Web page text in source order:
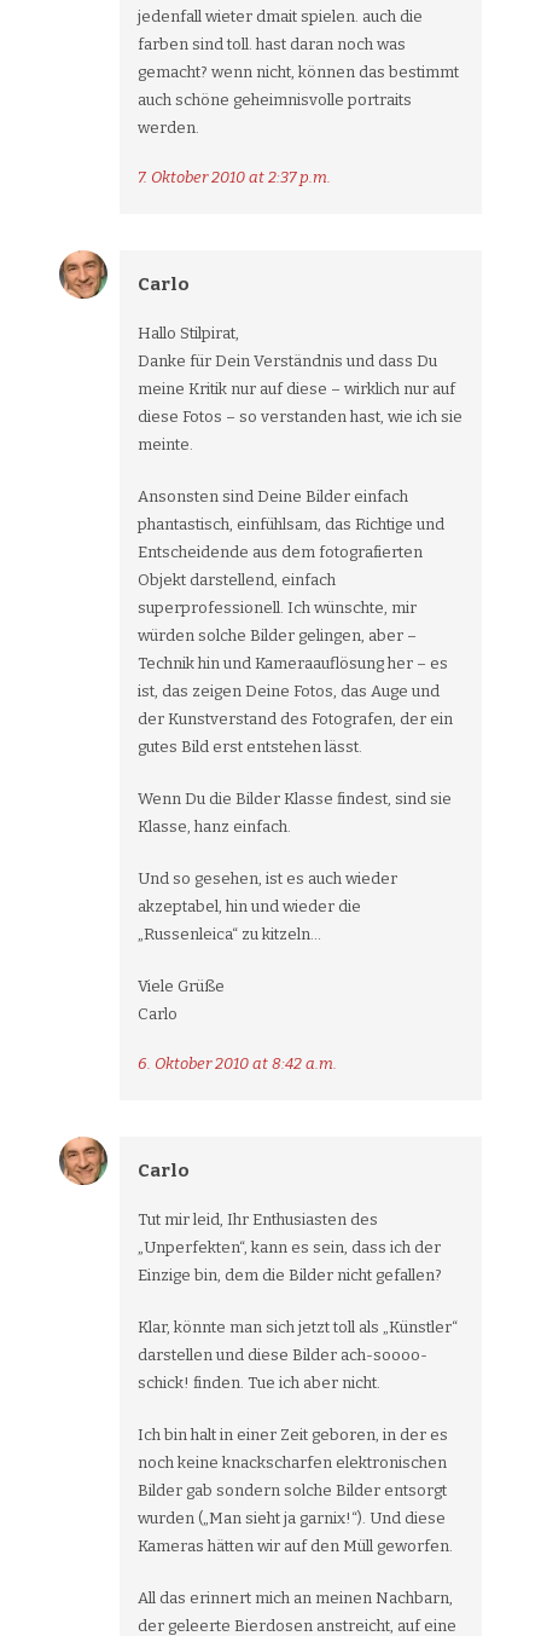
jedenfall wieter dmait spielen. auch die
farben sind toll. hast daran noch was
gemacht? wenn nicht, können das bestimmt
auch schöne geheimnisvolle portraits
werden.
7. Oktober 2010 at 2:37 p.m.
Carlo
Hallo Stilpirat,
Danke für Dein Verständnis und dass Du
meine Kritik nur auf diese – wirklich nur auf
diese Fotos – so verstanden hast, wie ich sie
meinte.
Ansonsten sind Deine Bilder einfach
phantastisch, einfühlsam, das Richtige und
Entscheidende aus dem fotografierten
Objekt darstellend, einfach
superprofessionell. Ich wünschte, mir
würden solche Bilder gelingen, aber –
Technik hin und Kameraauflösung her – es
ist, das zeigen Deine Fotos, das Auge und
der Kunstverstand des Fotografen, der ein
gutes Bild erst entstehen lässt.
Wenn Du die Bilder Klasse findest, sind sie
Klasse, hanz einfach.
Und so gesehen, ist es auch wieder
akzeptabel, hin und wieder die
„Russenleica“ zu kitzeln…
Viele Grüße
Carlo
6. Oktober 2010 at 8:42 a.m.
Carlo
Tut mir leid, Ihr Enthusiasten des
„Unperfekten“, kann es sein, dass ich der
Einzige bin, dem die Bilder nicht gefallen?
Klar, könnte man sich jetzt toll als „Künstler“
darstellen und diese Bilder ach-soooo-
schick! finden. Tue ich aber nicht.
Ich bin halt in einer Zeit geboren, in der es
noch keine knackscharfen elektronischen
Bilder gab sondern solche Bilder entsorgt
wurden („Man sieht ja garnix!“). Und diese
Kameras hätten wir auf den Müll geworfen.
All das erinnert mich an meinen Nachbarn,
der geleerte Bierdosen anstreicht, auf eine